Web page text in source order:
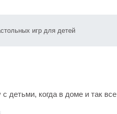
игр для детей
детьми, когда в доме и так все